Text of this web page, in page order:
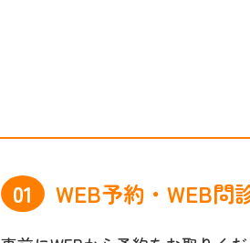
WEB予約・WEB問